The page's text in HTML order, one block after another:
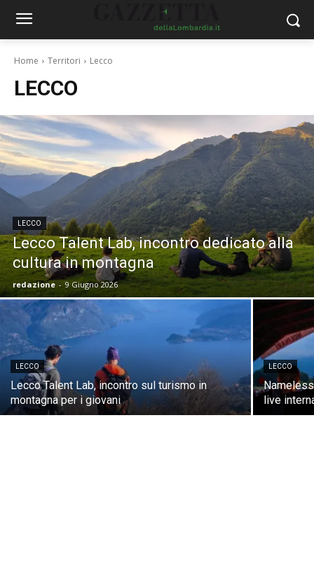
Home Territori Lecco
LECCO
LECCO
Lecco Talent Lab, incontro dedicato alla
cultura in montagna
redazione - 9 Giugno 2026
LECCO
Lecco Talent Lab, incontro sul turismo in
montagna per i giovani
LECCO
live